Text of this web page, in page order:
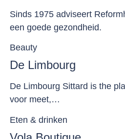
Sinds 1975 adviseert
een goede gezondheid.
Beauty
De Limbourg
De Limbourg Sittard is the
voor meet,…
Eten & drinken